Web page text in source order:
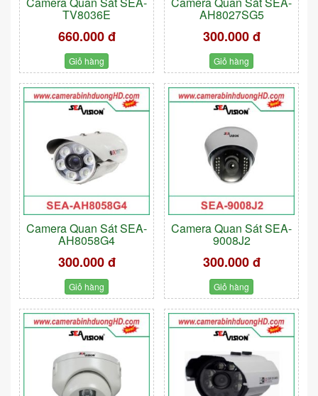
TV8036E
660.000 đ
Giỏ hàng
AH8027SG5
300.000 đ
Giỏ hàng
Camera Quan Sát SEA-
AH8058G4
300.000 đ
Giỏ hàng
Camera Quan Sát SEA-
9008J2
300.000 đ
Giỏ hàng